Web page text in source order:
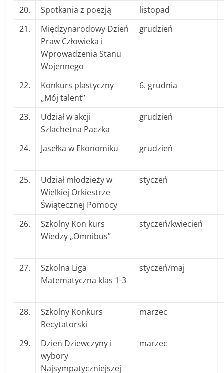
20. Spotkania z poezją
listopad
21.
Międzynarodowy Dzień
Praw Człowieka i
Wprowadzenia Stanu
Wojennego
grudzień
22.
Konkurs plastyczny
„Mój talent’’
6. grudnia
23.
Udział w akcji
Szlachetna Paczka
grudzień
24. Jasełka w Ekonomiku grudzień
25.
Udział młodzieży w
Wielkiej Orkiestrze
Świątecznej Pomocy
styczeń
26.
Szkolny Kon kurs
Wiedzy „Omnibus”
styczeń/kwiecień
27.
Szkolna Liga
Matematyczna klas 1-3
styczeń/maj
28.
Szkolny Konkurs
Recytatorski
marzec
29.
Dzień Dziewczyny i
wybory
Najsympatyczniejszej
marzec